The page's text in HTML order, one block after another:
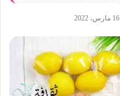
16 مارس، 2022